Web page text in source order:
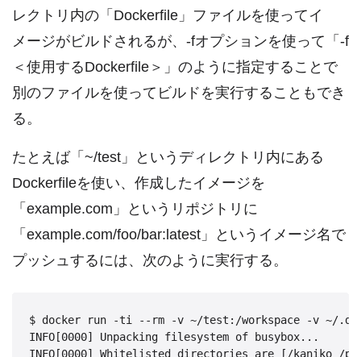
レクトリ内の「Dockerfile」ファイルを使ってイ
メージがビルドされるが、-fオプションを使って「-f
＜使用するDockerfile＞」のように指定することで
別のファイルを使ってビルドを実行することもでき
る。
たとえば「~/test」というディレクトリ内にある
Dockerfileを使い、作成したイメージを
「example.com」というリポジトリに
「example.com/foo/bar:latest」というイメージ名で
プッシュするには、次のように実行する。
$ docker run -ti --rm -v ~/test:/workspace -v ~/
INFO[0000] Unpacking filesystem of busybox...
INFO[0000] Whitelisted directories are [/kaniko /